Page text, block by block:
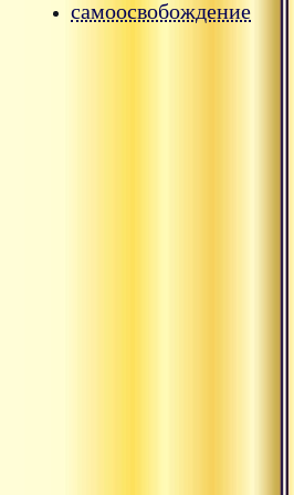
самоосвобождение